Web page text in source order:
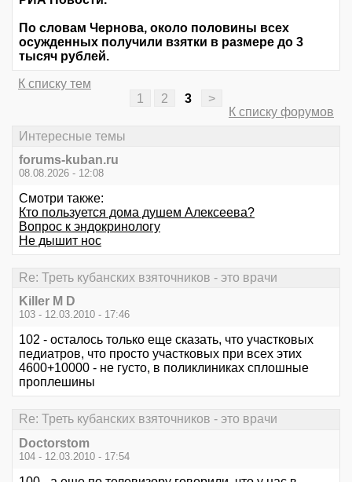
По словам Чернова, около половины всех
осужденных получили взятки в размере до 3
тысяч рублей.
К списку тем
1
2 3
>
К списку форумов
Интересные темы
forums-kuban.ru
08.08.2026 - 12:08
Смотри также:
Кто пользуется дома душем Алексеева?
Вопрос к эндокринологу
Не дышит нос
Re: Треть кубанских взяточников - это врачи
Killer M D
103 - 12.03.2010 - 17:46
102 - осталось только еще сказать, что участковых
педиатров, что просто участковых при всех этих
4600+10000 - не густо, в поликлиниках сплошные
проплешины
Re: Треть кубанских взяточников - это врачи
Doctorstom
104 - 12.03.2010 - 17:54